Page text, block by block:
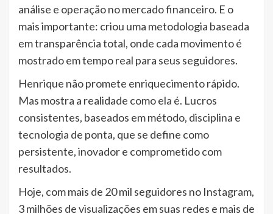
análise e operação no mercado financeiro. E o
mais importante: criou uma metodologia baseada
em transparência total, onde cada movimento é
mostrado em tempo real para seus seguidores.
Henrique não promete enriquecimento rápido.
Mas mostra a realidade como ela é. Lucros
consistentes, baseados em método, disciplina e
tecnologia de ponta, que se define como
persistente, inovador e comprometido com
resultados.
Hoje, com mais de 20 mil seguidores no Instagram,
3 milhões de visualizações em suas redes e mais de